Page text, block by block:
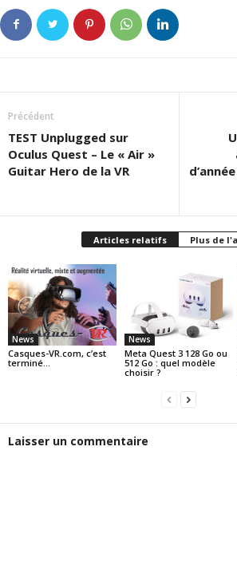
Précédent
TEST Unplugged sur
Oculus Quest – Le « Air »
Guitar Hero de la VR
Articles relatifs Plus de
News
Casques-VR.com, c’est
terminé…
News
Meta Quest 3 128 Go ou
512 Go : quel modèle
choisir ?
Laisser un commentaire